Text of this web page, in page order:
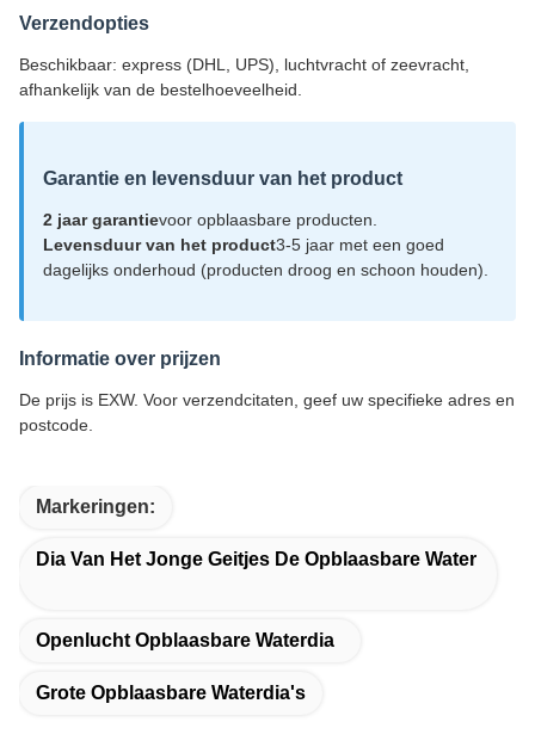
Verzendopties
Beschikbaar: express (DHL, UPS), luchtvracht of zeevracht,
afhankelijk van de bestelhoeveelheid.
Garantie en levensduur van het product
2 jaar garantievoor opblaasbare producten.
Levensduur van het product3-5 jaar met een goed
dagelijks onderhoud (producten droog en schoon houden).
Informatie over prijzen
De prijs is EXW. Voor verzendcitaten, geef uw specifieke adres en
postcode.
Markeringen:
Dia Van Het Jonge Geitjes De Opblaasbare Water
Openlucht Opblaasbare Waterdia
Grote Opblaasbare Waterdia's